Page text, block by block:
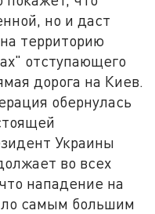
но и даст
территорию
отступающего
дорога на Киев.
обернулась
Украины
во всех
нападение на
самым большим